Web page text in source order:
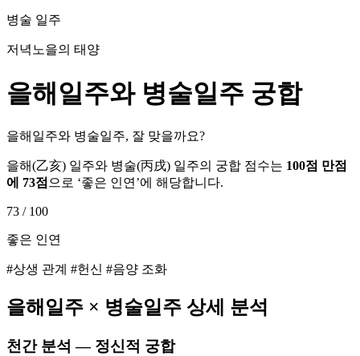
병술 일주
저녁노을의 태양
을해일주와 병술일주 궁합
을해일주와 병술일주, 잘 맞을까요?
을해(乙亥) 일주와 병술(丙戌) 일주의 궁합 점수는 100점 만점
에 73점 으로 ‘좋은 인연 ’에 해당합니다.
73 / 100
좋은 인연
#상생 관계 #헌신 #음양 조화
을해 일주 × 병술일주 상세 분석
천간 분석 — 정신적 궁합